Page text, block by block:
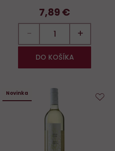
7,89 €
− +
DO KOŠÍKA
Novinka